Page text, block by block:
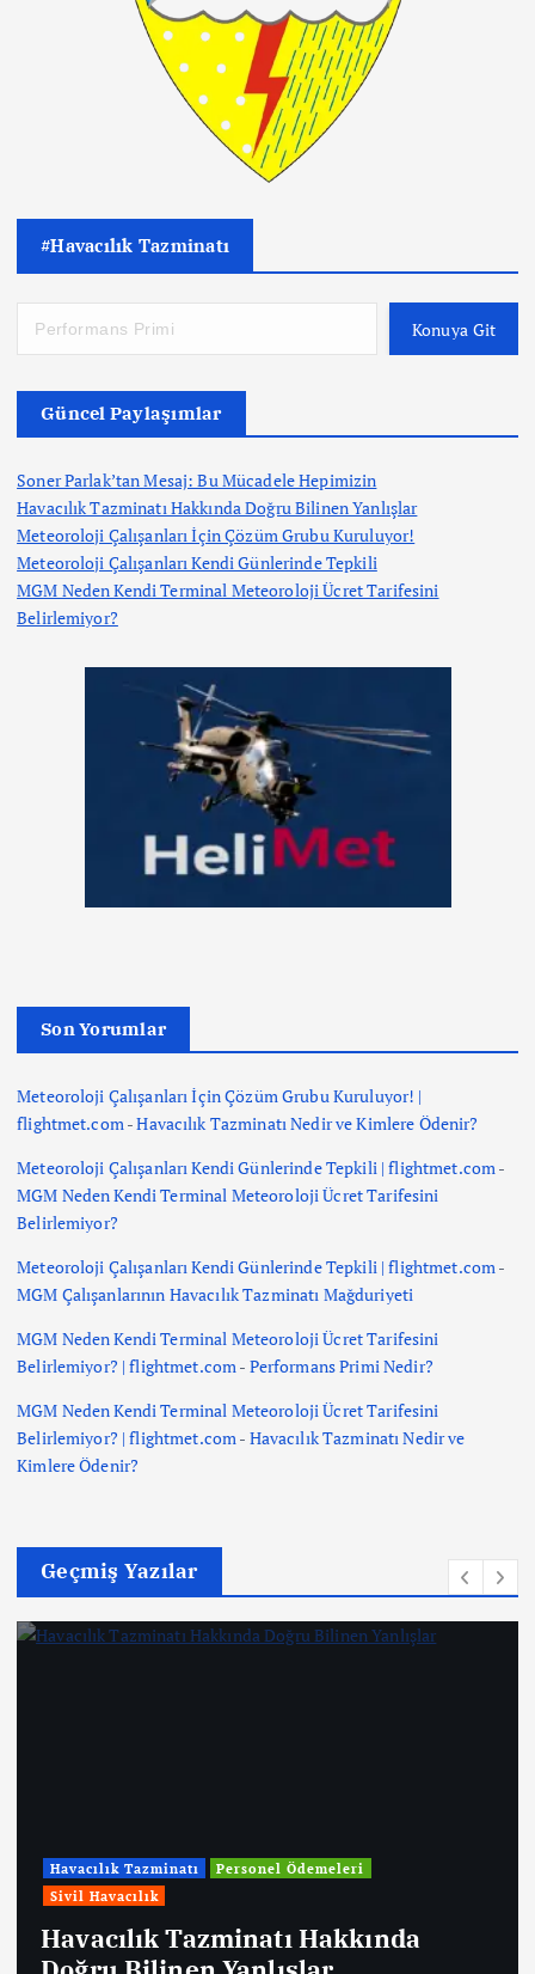
#Havacılık Tazminatı
Konuya Git
Güncel Paylaşımlar
Soner Parlak’tan Mesaj: Bu Mücadele Hepimizin
Havacılık Tazminatı Hakkında Doğru Bilinen Yanlışlar
Meteoroloji Çalışanları İçin Çözüm Grubu Kuruluyor!
Meteoroloji Çalışanları Kendi Günlerinde Tepkili
MGM Neden Kendi Terminal Meteoroloji Ücret Tarifesini
Belirlemiyor?
Son Yorumlar
Meteoroloji Çalışanları İçin Çözüm Grubu Kuruluyor! |
flightmet.com-Havacılık Tazminatı Nedir ve Kimlere Ödenir?
Meteoroloji Çalışanları Kendi Günlerinde Tepkili | flightmet.com-
MGM Neden Kendi Terminal Meteoroloji Ücret Tarifesini
Belirlemiyor?
Meteoroloji Çalışanları Kendi Günlerinde Tepkili | flightmet.com-
MGM Çalışanlarının Havacılık Tazminatı Mağduriyeti
MGM Neden Kendi Terminal Meteoroloji Ücret Tarifesini
Belirlemiyor? | flightmet.com- Performans Primi Nedir?
MGM Neden Kendi Terminal Meteoroloji Ücret Tarifesini
Belirlemiyor? | flightmet.com- Havacılık Tazminatı Nedir ve
Kimlere Ödenir?
Geçmiş Yazılar
Havacılık Tazminatı
Personel Ödemeleri
Sivil Havacılık
Havacılık Tazminatı Hakkında